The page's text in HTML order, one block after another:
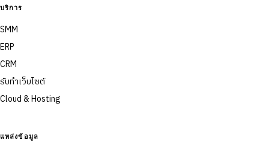
บริการ
SMM
ERP
CRM
รับทำเว็บไซต์
Cloud & Hosting
แหล่งข้อมูล